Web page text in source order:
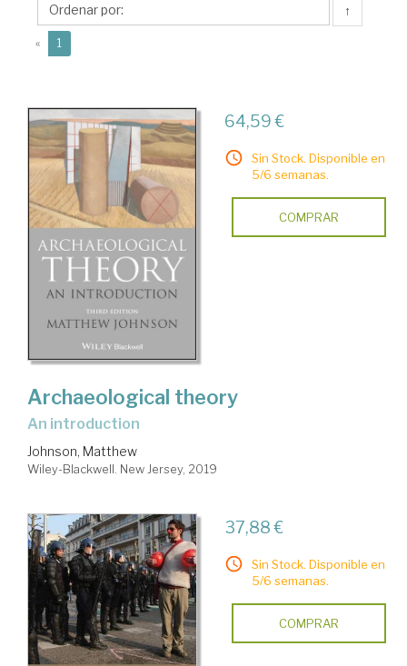
↑
« 1
64,59 €
Sin Stock. Disponible en
5/6 semanas.
COMPRAR
Archaeological theory
an introduction
Johnson, Matthew
Wiley-Blackwell. New Jersey, 2019
37,88 €
Sin Stock. Disponible en
5/6 semanas.
COMPRAR